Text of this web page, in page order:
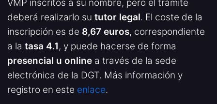
VMP inscritos a su nombre, pero el trámite
deberá realizarlo su tutor legal. El coste de la
inscripción es de 8,67 euros, correspondiente
a la tasa 4.1, y puede hacerse de forma
presencial u online a través de la sede
electrónica de la DGT. Más información y
registro en este enlace.